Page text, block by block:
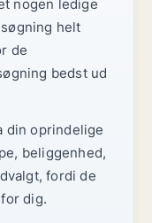
nogen ledige
helt
de
bedst ud
din oprindelige
beliggenhed,
fordi de
dig.